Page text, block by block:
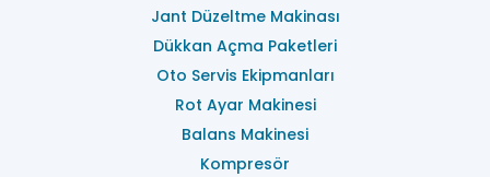
Jant Düzeltme Makinası
Dükkan Açma Paketleri
Oto Servis Ekipmanları
Rot Ayar Makinesi
Balans Makinesi
Kompresör